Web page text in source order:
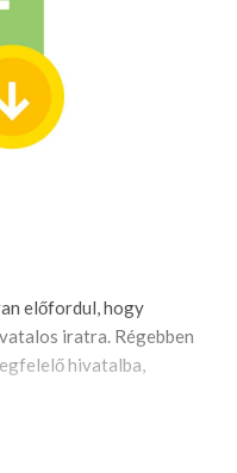
előfordul, hogy
iratra. Régebben
hivatalba,